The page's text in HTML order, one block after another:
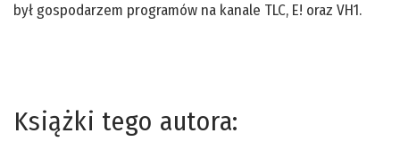
był gospodarzem programów na kanale TLC, E! oraz VH1.
Książki tego autora: